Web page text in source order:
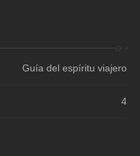
Guía del espíritu viajero
4